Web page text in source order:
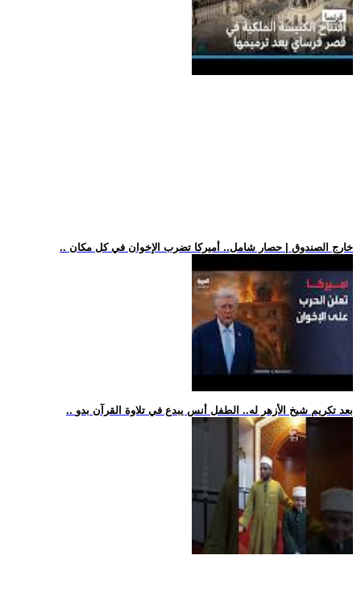
.. خارج الصندوق | حصار شامل.. أميركا تضرب الإخوان في كل مكان
.. بعد تكريم شيخ الأزهر له.. الطفل أنس يبدع في تلاوة القرآن بدو